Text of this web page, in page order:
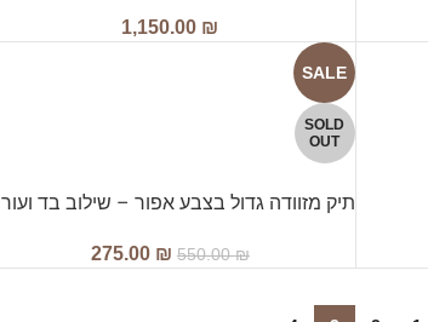
1,150.00 ₪
SALE
SOLD
OUT
תיק מזוודה גדול בצבע אפור – שילוב בד ועור
550.00₪
275.00 ₪